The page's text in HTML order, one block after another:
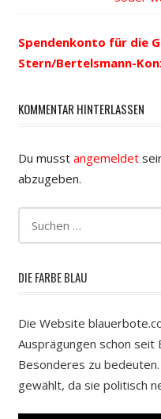
Spendenkonto für die
Stern/Bertelsmann-
KOMMENTAR HINTERLASSEN
Du musst angemeldet
abzugeben.
DIE FARBE BLAU
Die Website
Ausprägungen schon seit
Besonderes zu
gewählt, da sie politisch